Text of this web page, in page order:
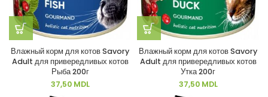
Влажный корм для котов Savory
Adult для привередливых котов
Рыба 200г
37,50 MDL
Влажный корм для котов Savory
Adult для привередливых котов
Утка 200г
37,50 MDL